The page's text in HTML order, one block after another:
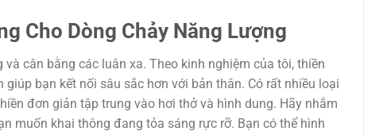
Cho Dòng Chảy Năng Lượng
cân bằng các luân xa. Theo kinh nghiệm của tôi, thiền
bạn kết nối sâu sắc hơn với bản thân. Có rất nhiều loại
đơn giản tập trung vào hơi thở và hình dung. Hãy nhắm
muốn khai thông đang tỏa sáng rực rỡ. Bạn có thể hình